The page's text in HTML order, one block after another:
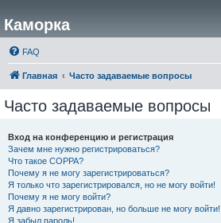
Каморка
FAQ
Главная Часто задаваемые вопросы
Часто задаваемые вопросы
Вход на конференцию и регистрация
Зачем мне нужно регистрироваться?
Что такое COPPA?
Почему я не могу зарегистрироваться?
Я только что зарегистрировался, но не могу войти!
Почему я не могу войти?
Я давно зарегистрирован, но больше не могу войти!
Я забыл пароль!